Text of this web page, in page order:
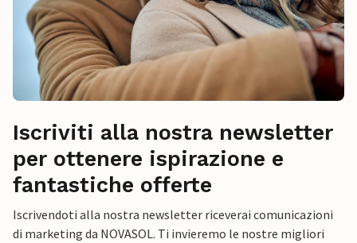
Iscriviti alla nostra newsletter
per ottenere ispirazione e
fantastiche offerte
Iscrivendoti alla nostra newsletter riceverai comunicazioni
di marketing da NOVASOL. Ti invieremo le nostre migliori